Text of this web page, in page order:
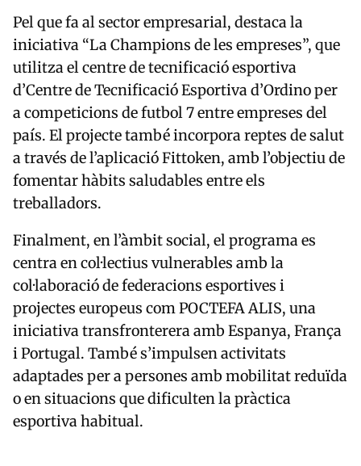
Pel que fa al sector empresarial, destaca la
iniciativa “La Champions de les empreses”, que
utilitza el centre de tecnificació esportiva
d’Centre de Tecnificació Esportiva d’Ordinoper
a competicions de futbol 7 entre empreses del
país. El projecte també incorpora reptes de salut
a través de l’aplicació Fittoken, amb l’objectiu de
fomentar hàbits saludables entre els
treballadors.
Finalment, en l’àmbit social, el programa es
centra en col·lectius vulnerables amb la
col·laboració de federacions esportives i
projectes europeus comPOCTEFA ALIS, una
iniciativa transfronterera amb Espanya, França
i Portugal. També s’impulsen activitats
adaptades per a persones amb mobilitat reduïda
o en situacions que dificulten la pràctica
esportiva habitual.